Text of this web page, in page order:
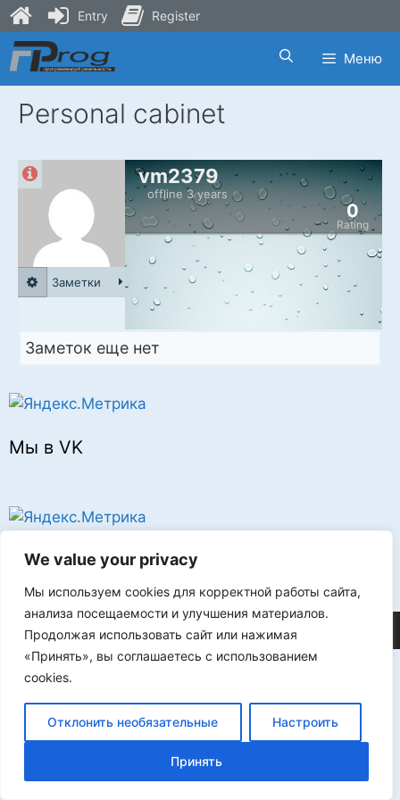
We value your privacy
Мы используем cookies для корректной работы сайта,
анализа посещаемости и улучшения материалов.
Продолжая использовать сайт или нажимая
«Принять», вы соглашаетесь с использованием
cookies.
Отклонить необязательные Настроить
Принять
Skip
to
content
Меню
Personal cabinet
vm2379
offline 3 years
Rating
0
Заметки
Заметок еще нет
Мы в VK
Реклама
©2026 FLProg
Entry Register